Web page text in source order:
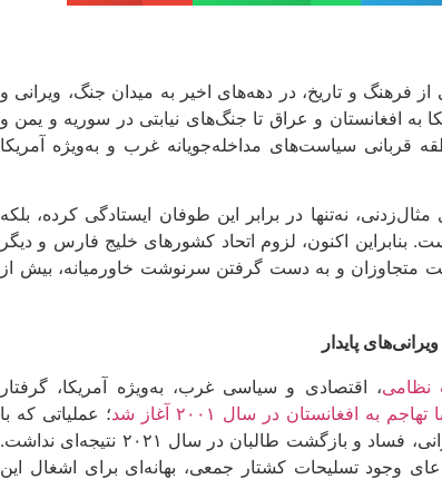
از فرهنگ و تاریخ، در دهه‌های اخیر به میدان جنگ، ویرانی و
به افغانستان و عراق تا جنگ‌های نیابتی در سوریه و یمن و
قربانی سیاست‌های مداخله‌جویانه غرب و به‌ویژه آمریکا
نه‌تنها در برابر این طوفان ایستادگی کرده، بلکه
بنابراین اکنون، لزوم اتحاد کشورهای خلیج فارس و دیگر
متجاوزان و به دست گرفتن سرنوشت خاورمیانه، بیش از
پایدار
نظامی، اقتصادی و سیاسی غرب، به‌ویژه آمریکا، گرفتار
به افغانستان در سال ۲۰۰۱ آغاز شد
؛ عملیاتی که با
شعار مبارزه با تروریسم و وعده دموکراسی، جز ویرانی، فساد و بازگشت طالبان در سال ۲۰۲۱ نتیجه‌ای نداشت.
وجود تسلیحات کشتار جمعی، بهانه‌ای برای اشغال این